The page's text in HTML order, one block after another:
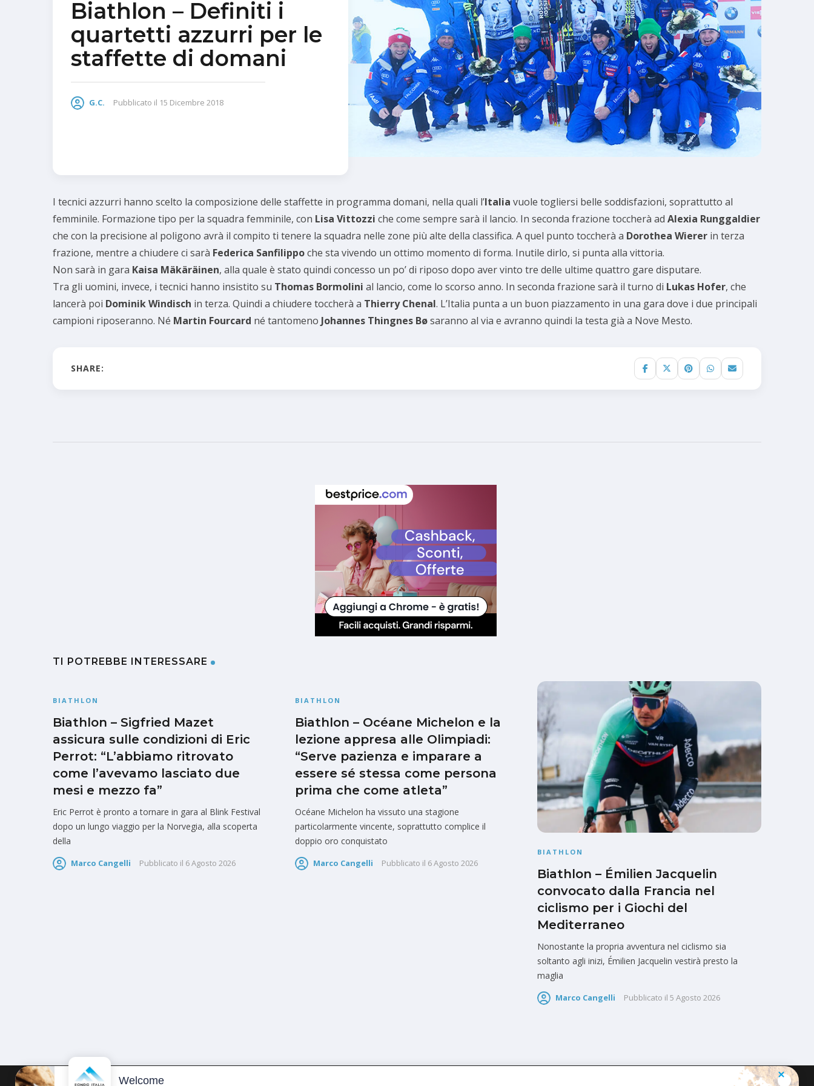
Biathlon – Definiti i
quartetti azzurri per le
staffette di domani
G.C. Pubblicato il 15 Dicembre 2018
I tecnici azzurri hanno scelto la composizione delle staffette in programma domani, nella quali l’Italia vuole togliersi belle soddisfazioni, soprattutto al
femminile. Formazione tipo per la squadra femminile, con Lisa Vittozzi che come sempre sarà il lancio. In seconda frazione toccherà ad Alexia Runggaldier
che con la precisione al poligono avrà il compito ti tenere la squadra nelle zone più alte della classifica. A quel punto toccherà a Dorothea Wierer in terza
frazione, mentre a chiudere ci sarà Federica Sanfilippoche sta vivendo un ottimo momento di forma. Inutile dirlo, si punta alla vittoria.
Non sarà in gara Kaisa Mäkäräinen, alla quale è stato quindi concesso un po’ di riposo dopo aver vinto tre delle ultime quattro gare disputare.
Tra gli uomini, invece, i tecnici hanno insistito su Thomas Bormolini al lancio, come lo scorso anno. In seconda frazione sarà il turno di Lukas Hofer, che
lancerà poi Dominik Windisch in terza. Quindi a chiudere toccherà a Thierry Chenal. L’Italia punta a un buon piazzamento in una gara dove i due principali
campioni riposeranno. Né Martin Fourcard né tantomeno Johannes Thingnes Bøsaranno al via e avranno quindi la testa già a Nove Mesto.
SHARE:
TI POTREBBE INTERESSARE
BIATHLON
Biathlon – Sigfried Mazet
assicura sulle condizioni di Eric
Perrot: “L’abbiamo ritrovato
come l’avevamo lasciato due
mesi e mezzo fa”
Eric Perrot è pronto a tornare in gara al Blink Festival
dopo un lungo viaggio per la Norvegia, alla scoperta
della
Marco Cangelli Pubblicato il 6 Agosto 2026
BIATHLON
Biathlon – Océane Michelon e la
lezione appresa alle Olimpiadi:
“Serve pazienza e imparare a
essere sé stessa come persona
prima che come atleta”
Océane Michelon ha vissuto una stagione
particolarmente vincente, soprattutto complice il
doppio oro conquistato
Marco Cangelli Pubblicato il 6 Agosto 2026
BIATHLON
Biathlon – Émilien Jacquelin
convocato dalla Francia nel
ciclismo per i Giochi del
Mediterraneo
Nonostante la propria avventura nel ciclismo sia
soltanto agli inizi, Émilien Jacquelin vestirà presto la
maglia
Marco Cangelli Pubblicato il 5 Agosto 2026
Welcome